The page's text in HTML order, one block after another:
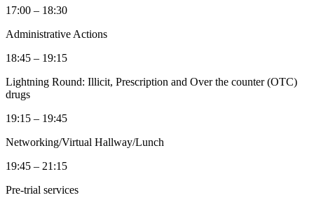
17:00 – 18:30
Administrative Actions
18:45 – 19:15
Lightning Round: Illicit, Prescription and Over the counter (OTC)
drugs
19:15 – 19:45
Networking/Virtual Hallway/Lunch
19:45 – 21:15
Pre-trial services